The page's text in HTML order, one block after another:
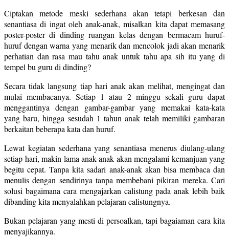
Ciptakan metode meski sederhana akan tetapi berkesan dan
senantiasa di ingat oleh anak-anak, misalkan kita dapat memasang
poster-poster di dinding ruangan kelas dengan bermacam huruf-
huruf dengan warna yang menarik dan mencolok jadi akan menarik
perhatian dan rasa mau tahu anak untuk tahu apa sih itu yang di
tempel bu guru di dinding?
Secara tidak langsung tiap hari anak akan melihat, mengingat dan
mulai membacanya. Setiap 1 atau 2 minggu sekali guru dapat
menggantinya dengan gambar-gambar yang memakai kata-kata
yang baru, hingga sesudah 1 tahun anak telah memiliki gambaran
berkaitan beberapa kata dan huruf.
Lewat kegiatan sederhana yang senantiasa menerus diulang-ulang
setiap hari, makin lama anak-anak akan mengalami kemanjuan yang
begitu cepat. Tanpa kita sadari anak-anak akan bisa membaca dan
menulis dengan sendirinya tanpa membebani pikiran mereka. Cari
solusi bagaimana cara mengajarkan calistung pada anak lebih baik
dibanding kita menyalahkan pelajaran calistungnya.
Bukan pelajaran yang mesti di persoalkan, tapi bagaiaman cara kita
menyajikannya.